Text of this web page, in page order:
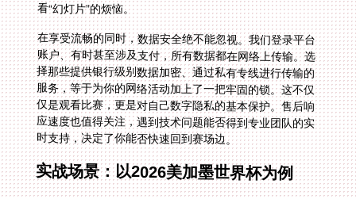
看“幻灯片”的烦恼。
在享受流畅的同时，数据安全绝不能忽视。我们登录平台
账户、有时甚至涉及支付，所有数据都在网络上传输。选
择那些提供银行级别数据加密、通过私有专线进行传输的
服务，等于为你的网络活动加上了一把牢固的锁。这不仅
仅是观看比赛，更是对自己数字隐私的基本保护。售后响
应速度也值得关注，遇到技术问题能否得到专业团队的实
时支持，决定了你能否快速回到赛场边。
实战场景：以2026美加墨世界杯为例